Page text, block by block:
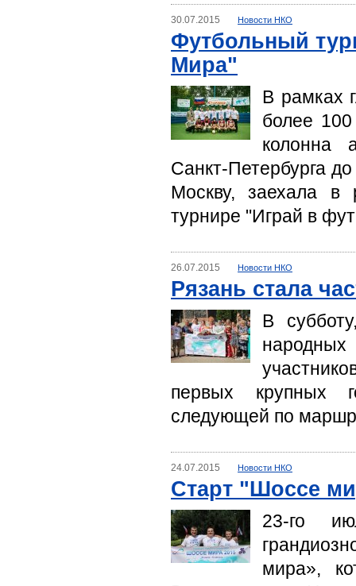
30.07.2015 Новости НКО
Футбольный
Мира"
В рамках
более
колонна
Санкт-Петербурга
Москву, заехала в
турнире "Играй в
26.07.2015 Новости НКО
Рязань стала
В
народных
первых крупных
следующей по
24.07.2015 Новости НКО
Старт "Шоссе
23-го
мира»,